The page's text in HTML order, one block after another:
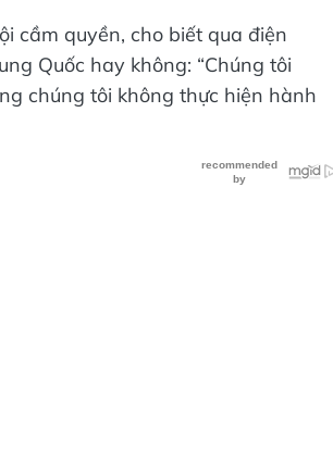
cầm quyền, cho biết qua điện
Quốc hay không: “Chúng tôi
chúng tôi không thực hiện hành